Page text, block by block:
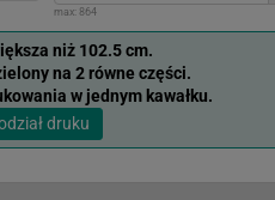
max: 864
niż 102.5 cm.
na 2 równe części.
w jednym kawałku.
druku